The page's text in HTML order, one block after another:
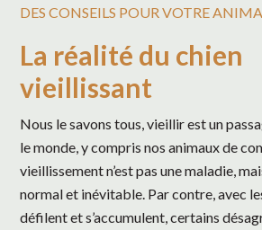
DES CONSEILS POUR VOTRE
La réalité du chien
vieillissant
Nous le savons tous, vieillir est un
le monde, y compris nos animaux de
vieillissement n’est pas une maladie,
normal et inévitable. Par contre, avec
défilent et s’accumulent, certains